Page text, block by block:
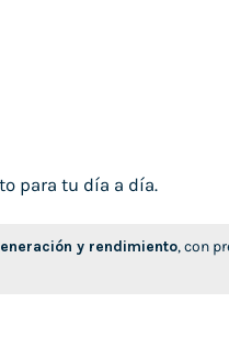
para tu día a día.
y rendimiento, con